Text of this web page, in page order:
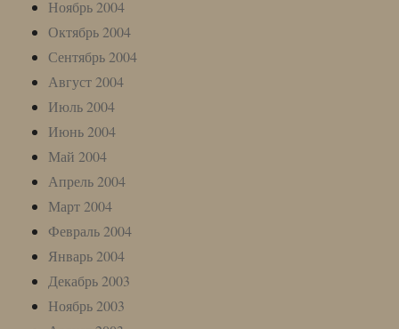
Ноябрь 2004
Октябрь 2004
Сентябрь 2004
Август 2004
Июль 2004
Июнь 2004
Май 2004
Апрель 2004
Март 2004
Февраль 2004
Январь 2004
Декабрь 2003
Ноябрь 2003